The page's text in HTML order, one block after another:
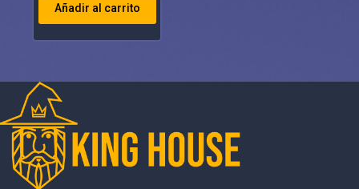
Añadir al carrito